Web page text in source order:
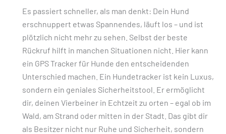
Es passiert schneller, als man denkt: Dein Hund
erschnuppert etwas Spannendes, läuft los – und ist
plötzlich nicht mehr zu sehen. Selbst der beste
Rückruf hilft in manchen Situationen nicht. Hier kann
ein GPS Tracker für Hunde den entscheidenden
Unterschied machen. Ein Hundetracker ist kein Luxus,
sondern ein geniales Sicherheitstool. Er ermöglicht
dir, deinen Vierbeiner in Echtzeit zu orten – egal ob im
Wald, am Strand oder mitten in der Stadt. Das gibt dir
als Besitzer nicht nur Ruhe und Sicherheit, sondern